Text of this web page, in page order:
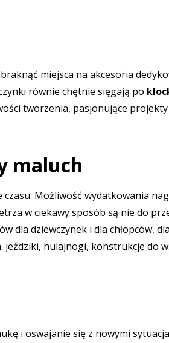
miejsca na akcesoria
równie chętnie sięgają po
tworzenia, pasjonujące
maluch
Możliwość wydatkowania
w ciekawy sposób są nie do
dla dziewczynek i dla chłopców,
hulajnogi, konstrukcje do
i oswajanie się z nowymi